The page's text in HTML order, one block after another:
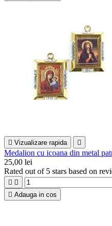
 Vizualizare rapida 
Medalion cu icoana din metal
25,00 lei
Rated out of 5 stars based on
 
 Adauga in cos